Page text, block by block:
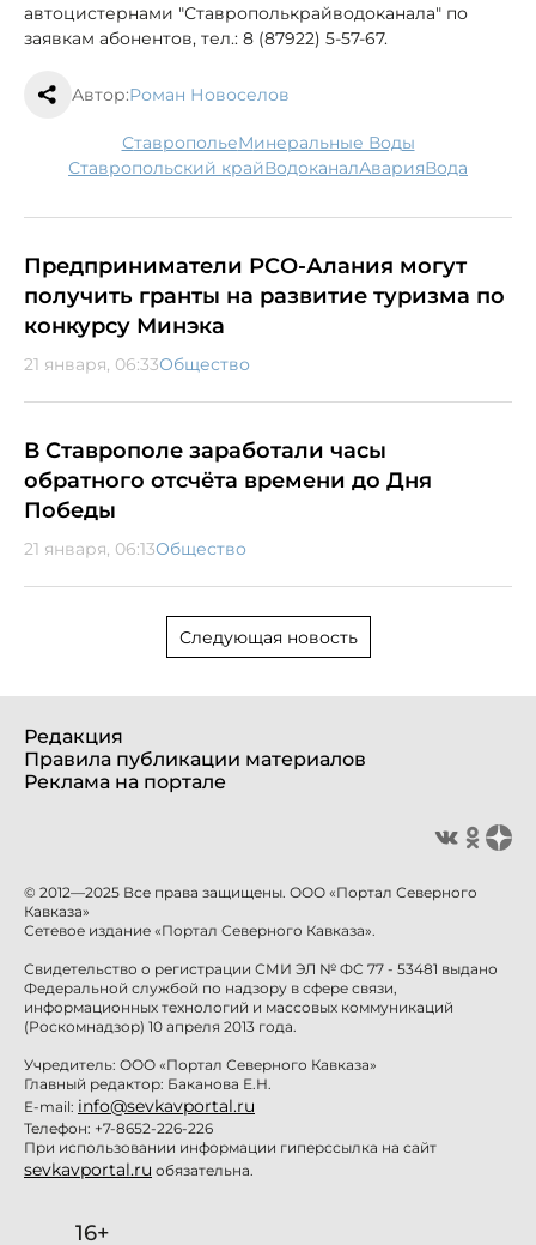
автоцистернами "Ставрополькрайводоканала" по
заявкам абонентов, тел.: 8 (87922) 5-57-67.
Автор:Роман Новоселов
Ставрополье
Минеральные Воды
Ставропольский край
водоканал авария вода
Предприниматели РСО-Алания могут
получить гранты на развитие туризма по
конкурсу Минэка
21 января, 06:33Общество
В Ставрополе заработали часы
обратного отсчёта времени до Дня
Победы
21 января, 06:13Общество
Следующая новость
Редакция
Правила публикации материалов
Реклама на портале
© 2012—2025 Все права защищены. ООО «Портал Северного
Кавказа»
Сетевое издание «Портал Северного Кавказа».
Свидетельство о регистрации СМИ ЭЛ № ФС 77 - 53481 выдано
Федеральной службой по надзору в сфере связи,
информационных технологий и массовых коммуникаций
(Роскомнадзор) 10 апреля 2013 года.
Учредитель: ООО «Портал Северного Кавказа»
Главный редактор: Баканова Е.Н.
E-mail: info@sevkavportal.ru
Телефон: +7-8652-226-226
При использовании информации гиперссылка на сайт
sevkavportal.ru обязательна.
16+